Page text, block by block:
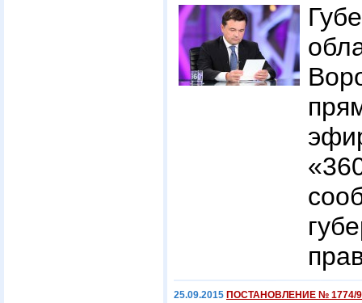
25.09.2015 ПОСТАНОВЛЕНИЕ № 1774/9